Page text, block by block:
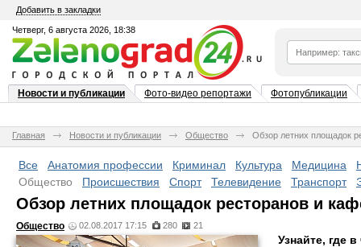
Добавить в закладки
Четверг, 6 августа 2026, 18:38
Новости и публикации Фото-видео репортажи Фотопубликации
Главная Новости и публикации Общество Обзор летних площадок
Все Анатомия профессии Криминал Культура Медицина
Общество
Происшествия Спорт Телевидение Транспорт
Обзор летних площадок ресторанов и
Общество 02.08.2017 17:15 280 21
Узнайте, где